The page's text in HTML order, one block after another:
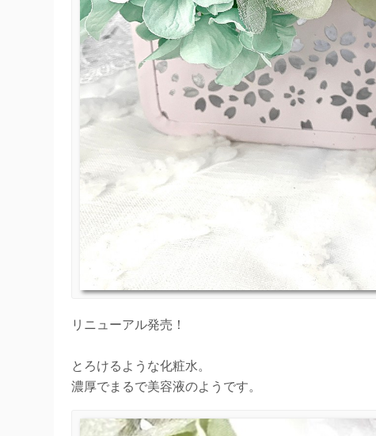
リニューアル発売！
とろけるような化粧水。
濃厚でまるで美容液のようです。